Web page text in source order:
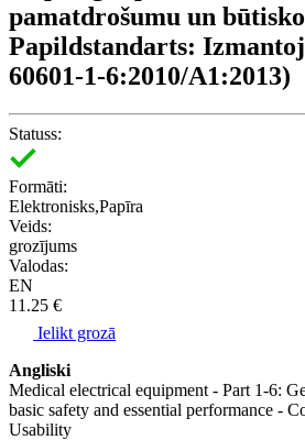
pamatdrošumu un
Papildstandarts:
60601-1-6:2010/A1:2013)
Statuss:
Formāti:
Elektronisks,Papīra
Veids:
grozījums
Valodas:
EN
11.25 €
Ielikt grozā
Angliski
Medical electrical equipment - Part 1-6:
basic safety and essential performance -
Usability